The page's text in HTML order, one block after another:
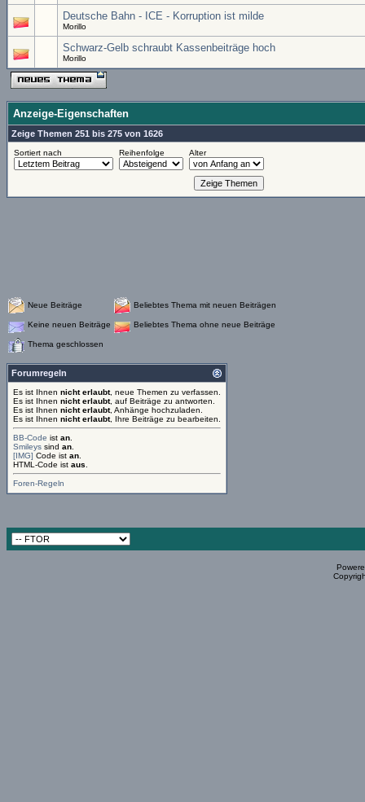
Deutsche Bahn - ICE - Korruption ist milde
Morillo
Schwarz-Gelb schraubt Kassenbeiträge hoch
Morillo
Anzeige-Eigenschaften
Zeige Themen 251 bis 275 von 1626
Sortiert nach Reihenfolge Alter
Neue Beiträge Beliebtes Thema mit neuen Beiträgen
Keine neuen Beiträge Beliebtes Thema ohne neue Beiträge
Thema geschlossen
Forumregeln
Es ist Ihnen nicht erlaubt, neue Themen zu verfassen.
Es ist Ihnen nicht erlaubt, auf Beiträge zu antworten.
Es ist Ihnen nicht erlaubt, Anhänge hochzuladen.
Es ist Ihnen nicht erlaubt, Ihre Beiträge zu bearbeiten.
BB-Code ist an
Smileys sind an
[IMG] Code ist an
HTML-Code ist aus
Foren-Regeln